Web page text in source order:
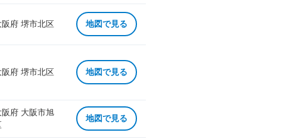
阪府 堺市北区 地図で見る
阪府 堺市北区 地図で見る
阪府 大阪市旭
地図で見る